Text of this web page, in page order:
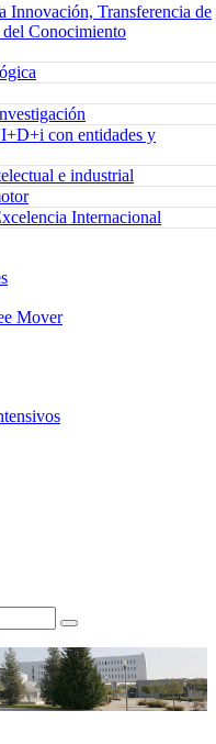
Innovación, Transferencia de
Conocimiento
con entidades y
e industrial
Internacional
Mover